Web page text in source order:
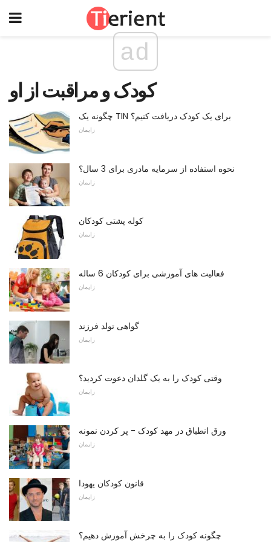
ad
کودک و مراقبت از او
چگونه یک TIN برای یک کودک دریافت کنیم؟
زایمان
نحوه استفاده از سرمایه مادری برای 3 سال؟
زایمان
کوله پشتی کودکان
زایمان
فعالیت های آموزشی برای کودکان 6 ساله
زایمان
گواهی تولد فرزند
زایمان
وقتی کودک را به یک گلدان دعوت کردید؟
زایمان
ورق انطباق در مهد کودک - پر کردن نمونه
زایمان
قانون کودکان یهودا
زایمان
چگونه کودک را به چرخش آموزش دهیم؟